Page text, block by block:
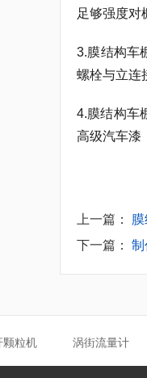
足够强度对
3.膜结构车
螺栓与立连
4.膜结构车
高级汽车漆
上一篇：
下一篇：
颗粒机 涡街流量计